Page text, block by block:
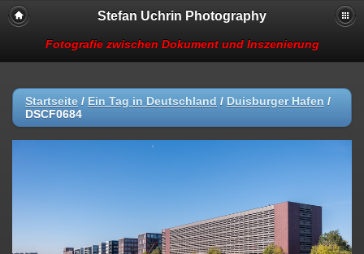
Stefan Uchrin Photography
Fotografie zwischen Dokument und Inszenierung
Startseite / Ein Tag in Deutschland / Duisburger Hafen /
DSCF0684